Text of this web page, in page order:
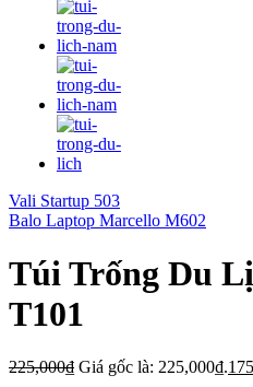
Vali Startup 503
Balo Laptop Marcello M602
Túi Trống Du
T101
225,000₫ Giá gốc là: 225,000₫.